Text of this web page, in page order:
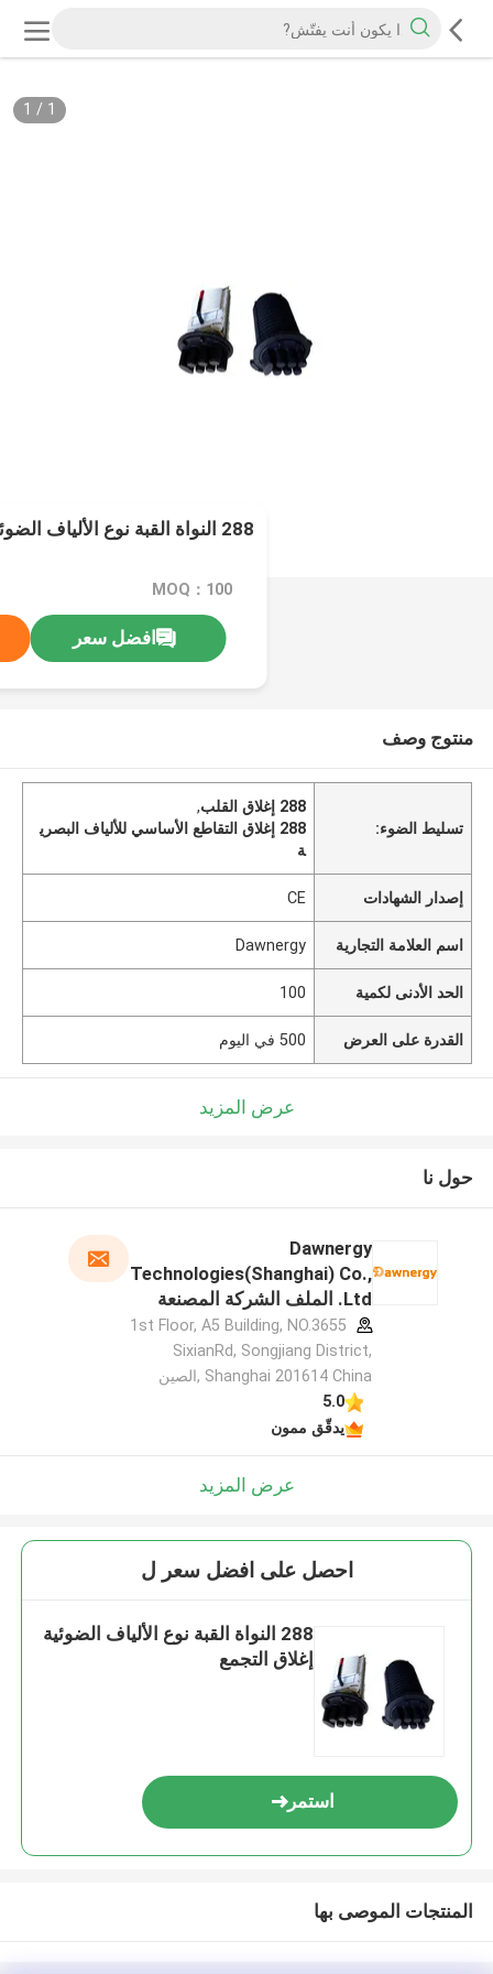
1
/
1
288 النواة القبة نوع الألياف الضوئية إغلاق التجمع
MOQ：100
افضل سعر
منتوج وصف
تسليط الضوء:
288 إغلاق القلب
,
288 إغلاق التقاطع الأساسي للألياف البصري
ة
إصدار الشهادات CE
اسم العلامة التجارية Dawnergy
الحد الأدنى لكمية 100
القدرة على العرض 500 في اليوم
عرض المزيد
حول نا
Dawnergy
Technologies(Shanghai) Co.,
Ltd. الملف الشركة المصنعة
1st Floor, A5 Building, NO.3655
SixianRd, Songjiang District,
Shanghai 201614 China ,الصين
5.0
يدقّق ممون
عرض المزيد
احصل على افضل سعر ل
288 النواة القبة نوع الألياف الضوئية
إغلاق التجمع
استمر
المنتجات الموصى بها